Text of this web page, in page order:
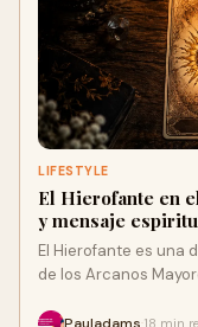
LIFESTYLE
El Hierofante en
y mensaje
El Hierofante es una
de los Arcanos
Pauladams 18 min